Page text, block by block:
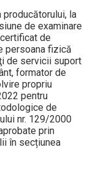
la
de examinare
de
persoana fizică
de servicii suport
formator de
propriu
pentru
de
nr. 129/2000
prin
în secțiunea